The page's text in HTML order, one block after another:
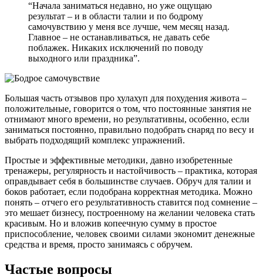
“Начала заниматься недавно, но уже ощущаю
результат – и в области талии и по бодрому
самочувствию у меня все лучше, чем месяц назад.
Главное – не останавливаться, не давать себе
поблажек. Никаких исключений по поводу
выходного или праздника”.
Большая часть отзывов про хулахуп для похудения живота –
положительные, говорится о том, что постоянные занятия не
отнимают много времени, но результативны, особенно, если
заниматься постоянно, правильно подобрать снаряд по весу и
выбрать подходящий комплекс упражнений.
Простые и эффективные методики, давно изобретенные
тренажеры, регулярность и настойчивость – практика, которая
оправдывает себя в большинстве случаев. Обруч для талии и
боков работает, если подобрана корректная методика. Можно
понять – отчего его результативность ставится под сомнение –
это мешает бизнесу, построенному на желании человека стать
красивым. Но и вложив копеечную сумму в простое
приспособление, человек своими силами экономит денежные
средства и время, просто занимаясь с обручем.
Частые вопросы